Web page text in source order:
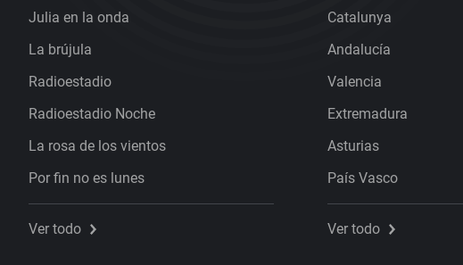
Julia en la onda
La brújula
Radioestadio
Radioestadio Noche
La rosa de los vientos
Por fin no es lunes
Ver todo
Catalunya
Andalucía
Valencia
Extremadura
Asturias
País Vasco
Ver todo